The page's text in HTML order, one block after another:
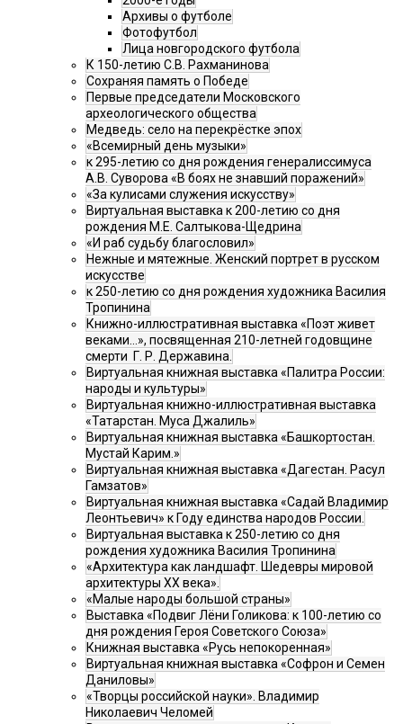
Архивы о футболе
Фотофутбол
Лица новгородского футбола
К 150-летию С.В. Рахманинова
Сохраняя память о Победе
Первые председатели Московского
археологического общества
Медведь: село на перекрёстке эпох
«Всемирный день музыки»
к 295-летию со дня рождения генералиссимуса
А.В. Суворова «В боях не знавший поражений»
«За кулисами служения искусству»
Виртуальная выставка к 200-летию со дня
рождения М.Е. Салтыкова-Щедрина
«И раб судьбу благословил»
Нежные и мятежные. Женский портрет в русском
искусстве
к 250-летию со дня рождения художника Василия
Тропинина
Книжно-иллюстративная выставка «Поэт живет
веками…», посвященная 210-летней годовщине
смерти Г. Р. Державина.
Виртуальная книжная выставка «Палитра России:
народы и культуры»
Виртуальная книжно-иллюстративная выставка
«Татарстан. Муса Джалиль»
Виртуальная книжная выставка «Башкортостан.
Мустай Карим.»
Виртуальная книжная выставка «Дагестан. Расул
Гамзатов»
Виртуальная книжная выставка «Садай Владимир
Леонтьевич» к Году единства народов России.
Виртуальная выставка к 250-летию со дня
рождения художника Василия Тропинина
«Архитектура как ландшафт. Шедевры мировой
архитектуры XX века».
«Малые народы большой страны»
Выставка «Подвиг Лёни Голикова: к 100-летию со
дня рождения Героя Советского Союза»
Книжная выставка «Русь непокоренная»
Виртуальная книжная выставка «Софрон и Семен
Даниловы»
«Творцы российской науки». Владимир
Николаевич Челомей